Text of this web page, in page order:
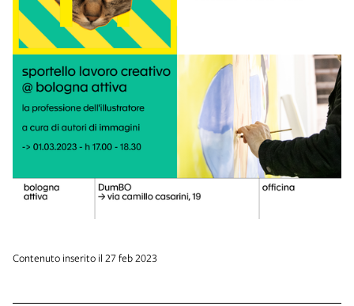
Contenuto inserito il 27 feb 2023